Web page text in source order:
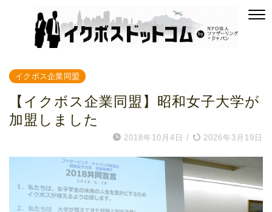
イクボス企業同盟
【イクボス企業同盟】昭和女子大学が
加盟しました
2018年10月4日 / 2026年3月19日